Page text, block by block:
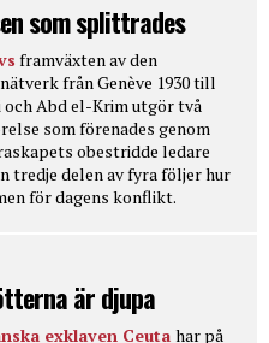
som splittrades
framväxten av den
från Genève 1930 till
och Abd el-Krim utgör två
som förenades genom
obestridde ledare
tredje delen av fyra följer hur
för dagens konflikt.
är djupa
exklaven Ceuta har på